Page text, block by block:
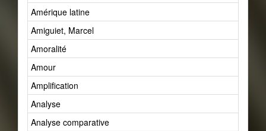
Amérique latine
Amiguiet, Marcel
Amoralité
Amour
Amplification
Analyse
Analyse comparative